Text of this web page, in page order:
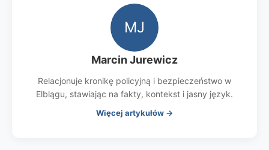
MJ
Marcin Jurewicz
Relacjonuje kronikę policyjną i bezpieczeństwo w
Elblągu, stawiając na fakty, kontekst i jasny język.
Więcej artykułów →